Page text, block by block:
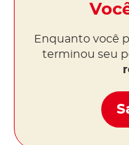
Enquanto você
terminou seu